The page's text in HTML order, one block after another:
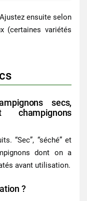
ensuite selon
(certaines variétés
secs,
“Sec”, “séché” et
dont on a
avant utilisation.
?